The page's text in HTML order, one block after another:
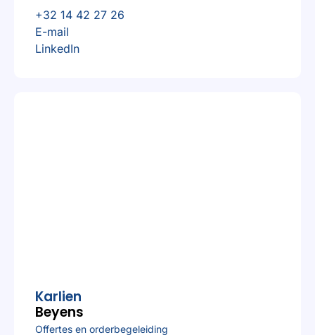
+32 14 42 27 26
E-mail
LinkedIn
Karlien
Beyens
Offertes en orderbegeleiding